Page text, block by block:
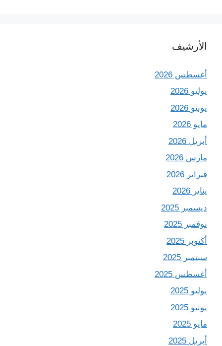
الأرشيف
أغسطس 2026
يوليو 2026
يونيو 2026
مايو 2026
أبريل 2026
مارس 2026
فبراير 2026
يناير 2026
ديسمبر 2025
نوفمبر 2025
أكتوبر 2025
سبتمبر 2025
أغسطس 2025
يوليو 2025
يونيو 2025
مايو 2025
أبريل 2025